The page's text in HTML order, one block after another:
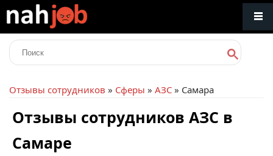
Отзывы сотрудников » Сферы » АЗС » Самара
Отзывы сотрудников АЗС в
Самаре